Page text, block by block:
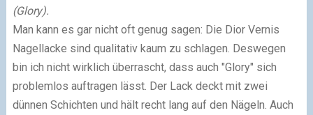
(Glory).
Man kann es gar nicht oft genug sagen: Die Dior Vernis
Nagellacke sind qualitativ kaum zu schlagen. Deswegen
bin ich nicht wirklich überrascht, dass auch "Glory" sich
problemlos auftragen lässt. Der Lack deckt mit zwei
dünnen Schichten und hält recht lang auf den Nägeln. Auch